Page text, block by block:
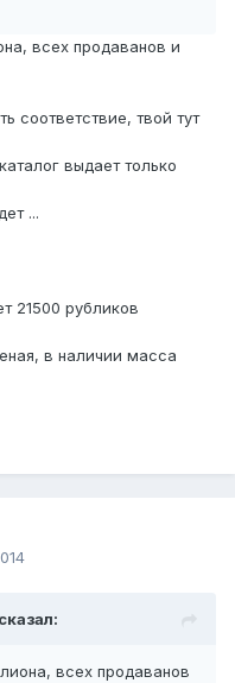
всех продаванов и
соответствие, твой тут
выдает только
...
21500 рубликов
в наличии масса
всех продаванов